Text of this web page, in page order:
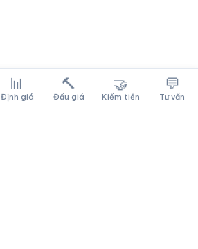
📊
Định giá
🔨
Đấu giá
🤝
Kiếm tiền
💬
Tư vấn